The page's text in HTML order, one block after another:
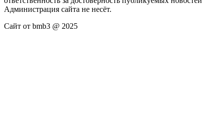
Администрация сайта не несёт.
Сайт от bmb3 @ 2025